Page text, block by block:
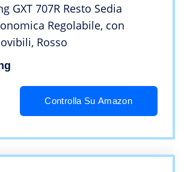
GXT 707R Resto Sedia
Regolabile, con
Rosso
Controlla Su Amazon